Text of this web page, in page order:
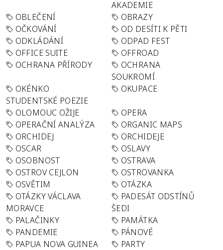
AKADEMIE
OBLEČENÍ
OBRAZY
OČKOVÁNÍ
OD DESÍTI K PĚTI
ODKLÁDÁNÍ
ODPAD FEST
OFFICE SUITE
OFFROAD
OCHRANA PŘÍRODY
OCHRANA
SOUKROMÍ
OKÉNKO
STUDENTSKÉ POEZIE
OKUPACE
OLOMOUC OŽIJE
OPERA
OPERAČNÍ ANALÝZA
ORGANIC MAPS
ORCHIDEJ
ORCHIDEJE
OSCAR
OSLAVY
OSOBNOST
OSTRAVA
OSTROV CEJLON
OSTROVANKA
OSVĚTIM
OTÁZKA
OTÁZKY VÁCLAVA
MORAVCE
PADESÁT ODSTÍNŮ
ŠEDI
PALAČINKY
PAMÁTKA
PANDEMIE
PÁNOVÉ
PAPUA NOVA GUINEA
PARTY